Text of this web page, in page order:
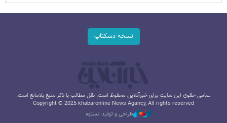
نسخه دسکتاپ
تمامی حقوق این سایت برای خبرآنلاین محفوظ است. نقل مطالب با ذکر منبع بلامانع است.
Copyright © 2025 khabaronline News Agancy, All rights reserved
طراحی و تولید: نستوه